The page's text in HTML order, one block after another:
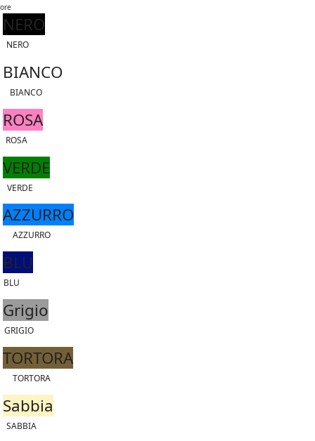
NERO
NERO
BIANCO
BIANCO
ROSA
ROSA
VERDE
VERDE
AZZURRO
AZZURRO
BLU
BLU
Grigio
GRIGIO
TORTORA
TORTORA
Sabbia
SABBIA